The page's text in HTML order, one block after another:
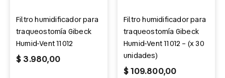
Filtro humidificador para
traqueostomía Gibeck
Humid-Vent 11012
$3.980,00
Filtro humidificador para
traqueostomía Gibeck
Humid-Vent 11012 – (x 30
unidades)
$109.800,00